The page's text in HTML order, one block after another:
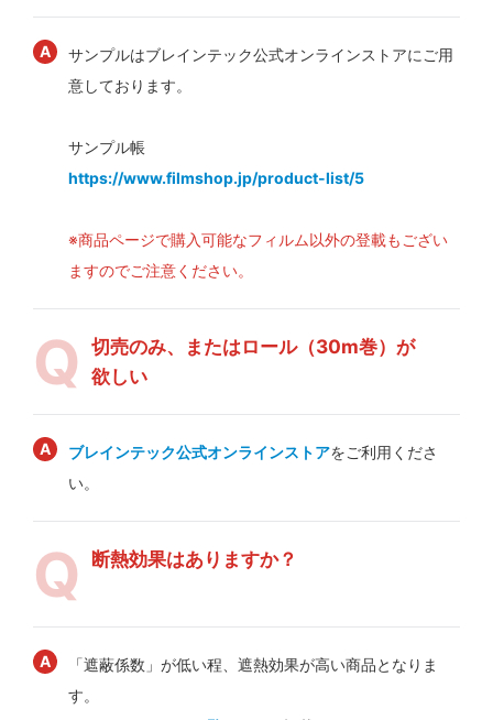
サンプルはブレインテック公式オンラインストアにご用
意しております。
サンプル帳
https://www.filmshop.jp/product-list/5
※商品ページで購入可能なフィルム以外の登載もござい
ますのでご注意ください。
切売のみ、またはロール（30m巻）が
欲しい
ブレインテック公式オンラインストアをご利用くださ
い。
断熱効果はありますか？
「遮蔽係数」が低い程、遮熱効果が高い商品となりま
す。